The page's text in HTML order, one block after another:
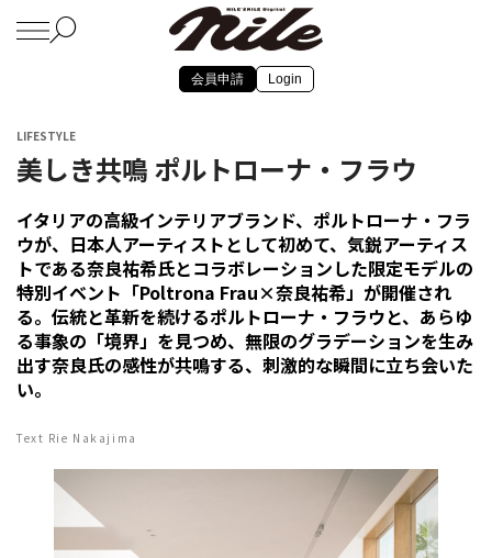
会員申請 Login
LIFESTYLE
美しき共鳴 ポルトローナ・フラウ
イタリアの高級インテリアブランド、ポルトローナ・フラ
ウが、日本人アーティストとして初めて、気鋭アーティス
トである奈良祐希氏とコラボレーションした限定モデルの
特別イベント「Poltrona Frau×奈良祐希」が開催され
る。伝統と革新を続けるポルトローナ・フラウと、あらゆ
る事象の「境界」を見つめ、無限のグラデーションを生み
出す奈良氏の感性が共鳴する、刺激的な瞬間に立ち会いた
い。
Text Rie Nakajima